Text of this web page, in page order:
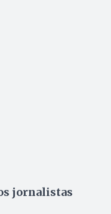
jornalistas